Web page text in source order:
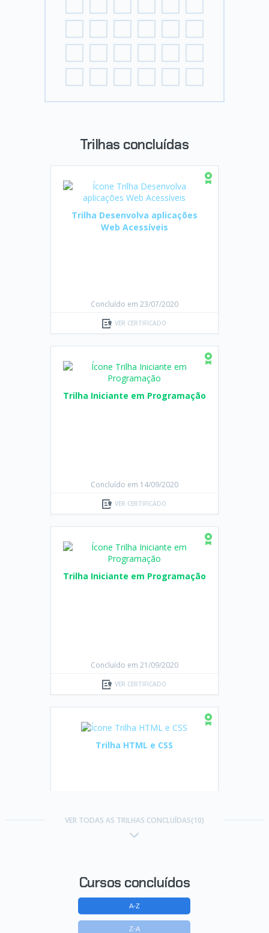
Trilhas concluídas
Concluído em 23/07/2020
VER CERTIFICADO
Concluído em 14/09/2020
VER CERTIFICADO
Concluído em 21/09/2020
VER CERTIFICADO
VER TODAS AS TRILHAS CONCLUÍDAS(10)
Cursos concluídos
A-Z
Z-A